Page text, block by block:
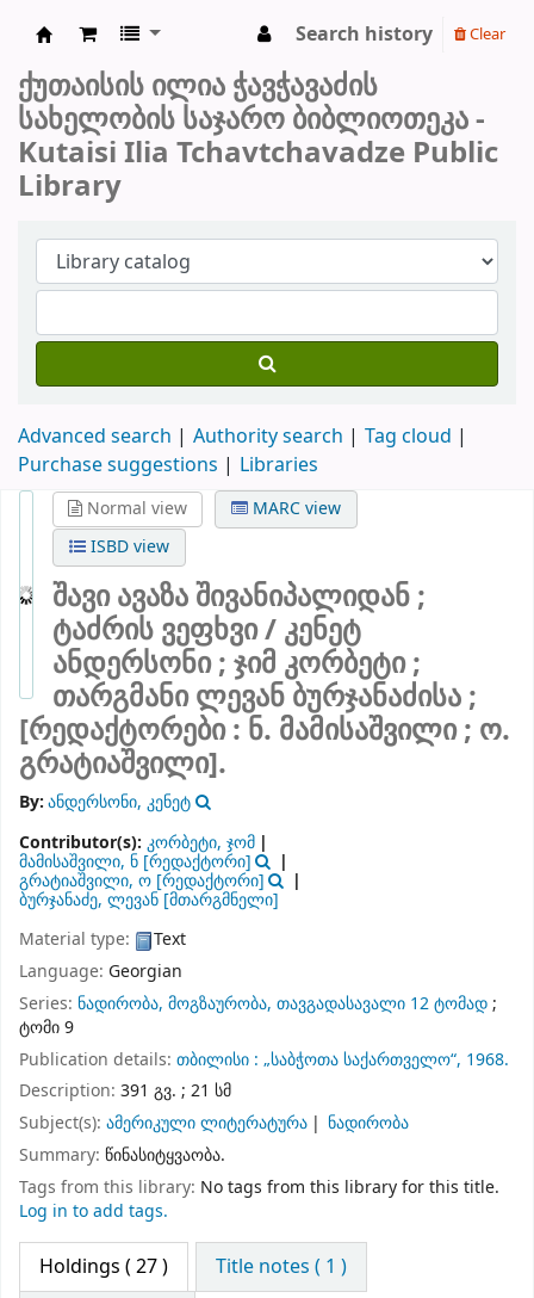
Search history Clear
ქუთაისის ილია ჭავჭავაძის
სახელობის საჯარო ბიბლიოთეკა -
Kutaisi Ilia Tchavtchavadze Public
Library
Advanced search Authority search
Tag cloud
Purchase suggestions
Libraries
Normal view
MARC view
ISBD view
შავი ავაზა შივანიპალიდან ; ტაძრის
ვეფხვი /კენეტ ანდერსონი ; ჯიმ
კორბეტი ; თარგმანი ლევან
ბურჯანაძისა ; [რედაქტორები : ნ.
მამისაშვილი ; ო. გრატიაშვილი].
By:ანდერსონი, კენეტ
Contributor(s): კორბეტი, ჯომ
მამისაშვილი, ნ [რედაქტორი]
გრატიაშვილი, ო[რედაქტორი]
ბურჯანაძე, ლევან[მთარგმნელი]
Material type:
Text
Language:Georgian
Series:ნადირობა, მოგზაურობა, თავგადასავალი 12 ტომად
ტომი 9
Publication details:
Description:391 გვ. ; 21 სმ
Subject(s):ამერიკული ლიტერატურა
Summary: წინასიტყვაობა.
Tags from this library:No tags from this library for this title.
Log in to add tags.
Comments ( 0 )